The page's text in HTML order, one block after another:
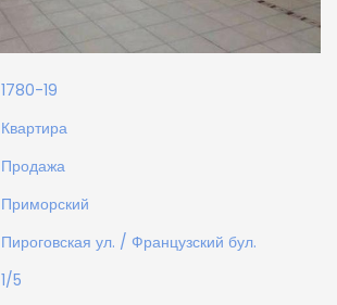
1780-19
Квартира
Продажа
Приморский
Пироговская ул. / Французский бул.
1/5